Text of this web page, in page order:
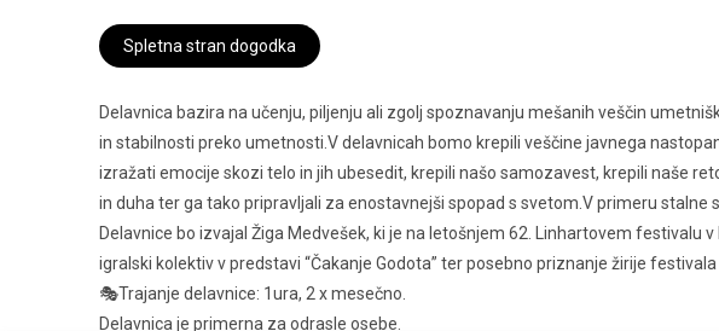
Spletna stran dogodka
Delavnica bazira na učenju, piljenju ali zgolj spoznavanju mešanih veščin
in stabilnosti preko umetnosti.V delavnicah bomo krepili veščine javnega
izražati emocije skozi telo in jih ubesedit, krepili našo samozavest, krepili naše
in duha ter ga tako pripravljali za enostavnejši spopad s svetom.V primeru
Delavnice bo izvajal Žiga Medvešek, ki je na letošnjem 62. Linhartovem festivalu
igralski kolektiv v predstavi “Čakanje Godota” ter posebno priznanje žirije
🎭Trajanje delavnice: 1ura, 2 x mesečno.
Delavnica je primerna za odrasle osebe.